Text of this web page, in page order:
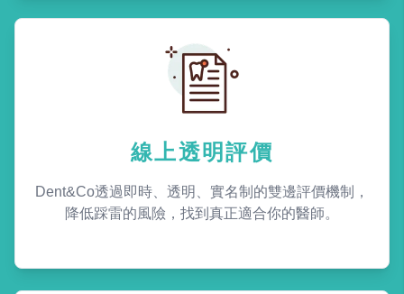
線上透明評價
Dent&Co透過即時、透明、實名制的雙邊評價機制，
降低踩雷的風險，找到真正適合你的醫師。